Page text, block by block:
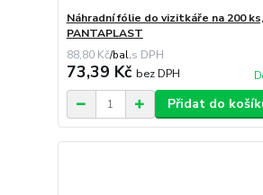
Náhradní fólie do vizitkáře na 200 ks,
PANTAPLAST
88,80 Kč/bal.
73,39 Kč bez DPH
Přidat do